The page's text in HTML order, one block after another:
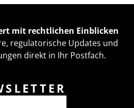
mit rechtlichen Einblicken
regulatorische Updates und
direkt in Ihr Postfach.